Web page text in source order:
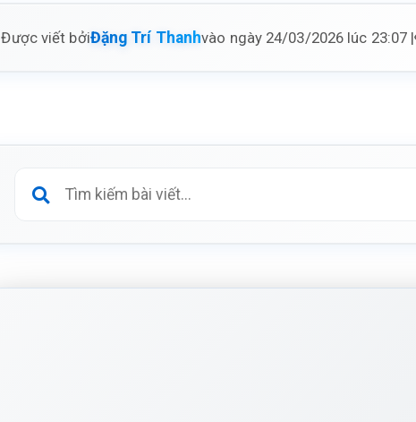
Được viết bởiĐặng Trí Thanhvào ngày 24/03/2026 lúc 23:07 |